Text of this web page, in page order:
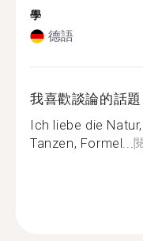
學
德語
我喜歡談論的話題
Ich liebe die
Tanzen, Formel...